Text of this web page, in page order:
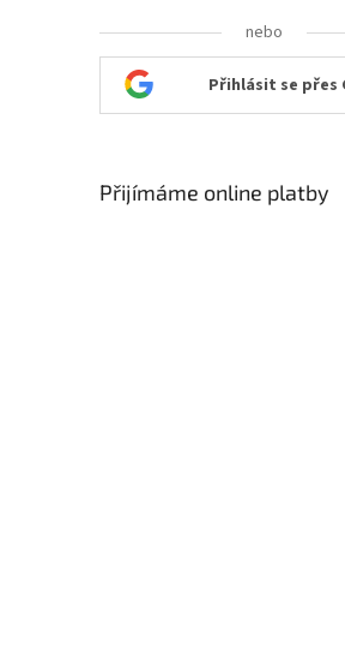
nebo
Přihlásit se přes
Přijímáme online platby